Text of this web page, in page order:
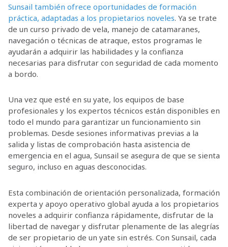
Sunsail también ofrece oportunidades de formación
práctica, adaptadas a los propietarios noveles. Ya se trate
de un curso privado de vela, manejo de catamaranes,
navegación o técnicas de atraque, estos programas le
ayudarán a adquirir las habilidades y la confianza
necesarias para disfrutar con seguridad de cada momento
a bordo.
Una vez que esté en su yate, los equipos de base
profesionales y los expertos técnicos están disponibles en
todo el mundo para garantizar un funcionamiento sin
problemas. Desde sesiones informativas previas a la
salida y listas de comprobación hasta asistencia de
emergencia en el agua, Sunsail se asegura de que se sienta
seguro, incluso en aguas desconocidas.
Esta combinación de orientación personalizada, formación
experta y apoyo operativo global ayuda a los propietarios
noveles a adquirir confianza rápidamente, disfrutar de la
libertad de navegar y disfrutar plenamente de las alegrías
de ser propietario de un yate sin estrés. Con Sunsail, cada